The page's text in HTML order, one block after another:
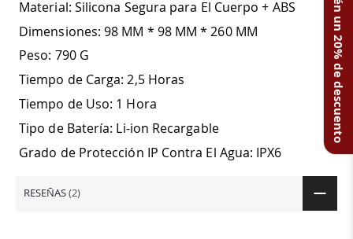
Obtén un 20% de descuento
Material: Silicona Segura para El Cuerpo + ABS
Dimensiones: 98 MM * 98 MM * 260 MM
Peso: 790 G
Tiempo de Carga: 2,5 Horas
Tiempo de Uso: 1 Hora
Tipo de Batería: Li-ion Recargable
Grado de Protección IP Contra El Agua: IPX6
RESEÑAS 2